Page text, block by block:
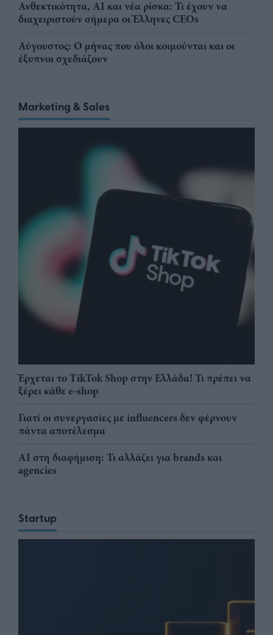
Ανθεκτικότητα, AI και νέα ρίσκα: Τι έχουν να
διαχειριστούν σήμερα οι Έλληνες CEOs
Αύγουστος: Ο μήνας που όλοι κοιμούνται και οι
έξυπνοι σχεδιάζουν
Marketing & Sales
Έρχεται το TikTok Shop στην Ελλάδα! Τι πρέπει να
ξέρει κάθε e-shop
Γιατί οι συνεργασίες με influencers δεν φέρνουν
πάντα αποτέλεσμα
AI στη διαφήμιση: Τι αλλάζει για brands και
agencies
Startup